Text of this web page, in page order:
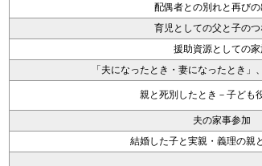
配偶者との別れと再び
育児としての父と子のつ
援助資源としての
「夫になったとき・妻になったとき」
親と死別したとき－子ども
夫の家事参加
結婚した子と実親・義理の親